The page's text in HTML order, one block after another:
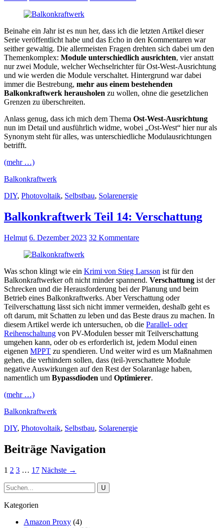
Beinahe ein Jahr ist es nun her, dass ich die letzten Artikel dieser
Serie veröffentlicht habe und das Echo in den Kommentaren war
seither gewaltig. Die allermeisten Fragen drehten sich dabei um den
Themenkomplex: Module unterschiedlich ausrichten, vier anstatt
nur zwei Module, welcher Wechselrichter für Ost-West-Ausrichtung
und wie werden die Module verschaltet. Hintergrund war dabei
immer die Bestrebung, mehr aus einem bestehenden
Balkonkraftwerk herausholen zu wollen, ohne die gesetzlichen
Grenzen zu überschreiten.
Anlass genug, dass ich mich dem Thema Ost-West-Ausrichtung
nun im Detail und ausführlich widme, wobei „Ost-West“ hier nur als
Synonym steht für alles, was unterschiedliche Modulausrichtungen
betrifft.
(mehr …)
Balkonkraftwerk
DIY, Photovoltaik, Selbstbau, Solarenergie
Balkonkraftwerk Teil 14: Verschattung
Helmut 6. Dezember 2023 32 Kommentare
Was schon klingt wie ein Krimi von Stieg Larsson ist für den
Balkonkraftwerker oft nicht minder spannend. Verschattung ist der
Schrecken und die Herausforderung bei der Planung und beim
Betrieb eines Balkonkraftwerks. Aber Verschattung oder
Teilverschattung lässt sich nicht immer vermeiden, deshalb geht es
oft darum, mit Schatten zu leben und das Beste draus zu machen. In
diesem Artikel werde ich untersuchen, ob die Parallel- oder
Reihenschaltung von PV-Modulen besser mit Teilverschattung
umgehen kann, oder ob es erforderlich ist, jedem Modul einen
eigenen MPPT zu spendieren. Und weiter wird es um Maßnahmen
gehen, die verhindern sollen, dass (teil-)verschattete Module
negative Auswirkungen auf den Rest der Solaranlage haben,
namentlich um Bypassdioden und Optimierer.
(mehr …)
Balkonkraftwerk
DIY, Photovoltaik, Selbstbau, Solarenergie
Beiträge Navigation
1 2 3 … 17 Nächste →
Kategorien
Amazon Proxy (4)